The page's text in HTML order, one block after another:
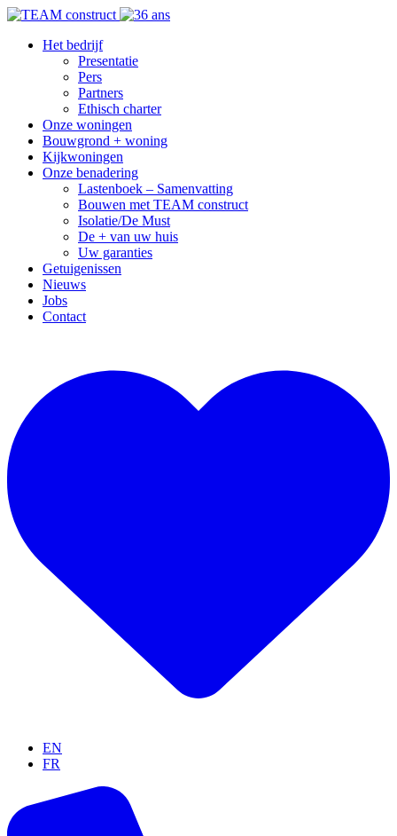
Het bedrijf
Presentatie
Pers
Partners
Ethisch charter
Onze woningen
Bouwgrond + woning
Kijkwoningen
Onze benadering
Lastenboek – Samenvatting
Bouwen met TEAM construct
Isolatie/De Must
De + van uw huis
Uw garanties
Getuigenissen
Nieuws
Jobs
Contact
EN
FR